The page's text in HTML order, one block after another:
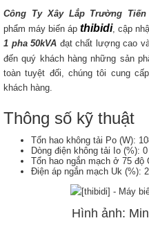
Công Ty Xây Lắp Trường Tiến
phẩm máy biến áp thibidi, cập
1 pha 50kVA đạt chất lượng cao
đến quý khách hàng những sản
toàn tuyệt đối, chúng tôi cung
khách hàng.
Thông số kỹ thuật
Tổn hao không tải Po (W):
Dòng điện không tải Io (%): 0
Tổn hao ngắn mạch ở 75 độ
Điện áp ngắn mạch Uk (%):
Hình ảnh: